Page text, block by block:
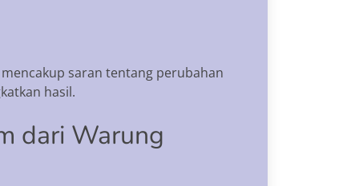
saran tentang perubahan
hasil.
dari Warung